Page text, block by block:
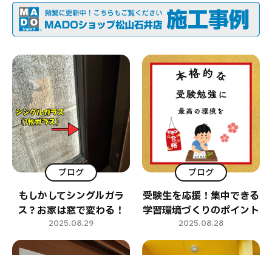
補助金事業
アクセス
ブログ
もしかしてシングルガラ
ス？お家は窓で変わる！
2025.08.29
ブログ
受験生を応援！集中できる
学習環境づくりのポイント
2025.08.28